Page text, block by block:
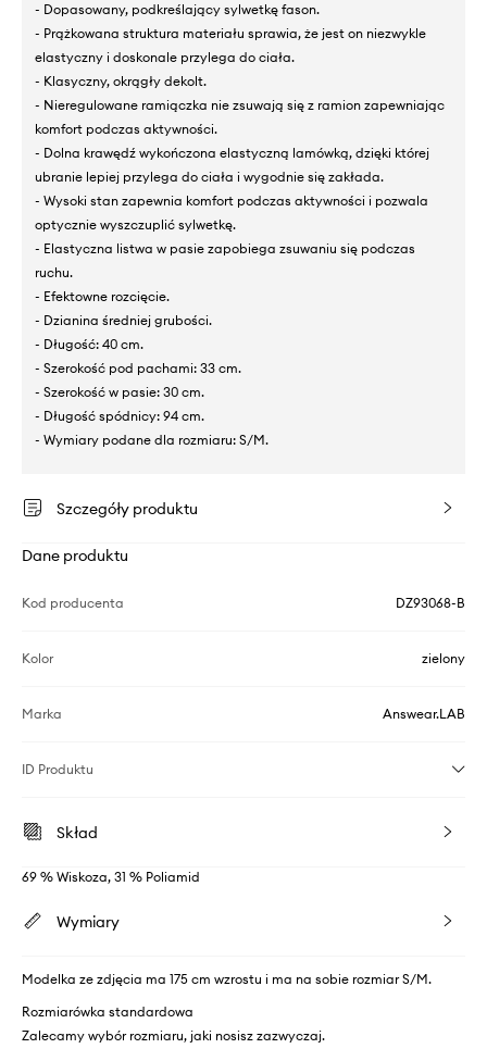
- Dopasowany, podkreślający sylwetkę fason.
- Prążkowana struktura materiału sprawia, że jest on niezwykle
elastyczny i doskonale przylega do ciała.
- Klasyczny, okrągły dekolt.
- Nieregulowane ramiączka nie zsuwają się z ramion zapewniając
komfort podczas aktywności.
- Dolna krawędź wykończona elastyczną lamówką, dzięki której
ubranie lepiej przylega do ciała i wygodnie się zakłada.
- Wysoki stan zapewnia komfort podczas aktywności i pozwala
optycznie wyszczuplić sylwetkę.
- Elastyczna listwa w pasie zapobiega zsuwaniu się podczas
ruchu.
- Efektowne rozcięcie.
- Dzianina średniej grubości.
- Długość: 40 cm.
- Szerokość pod pachami: 33 cm.
- Szerokość w pasie: 30 cm.
- Długość spódnicy: 94 cm.
- Wymiary podane dla rozmiaru: S/M.
Szczegóły produktu
Dane produktu
Kod producenta DZ93068-B
Kolor zielony
Marka Answear.LAB
ID Produktu
Skład
69 % Wiskoza, 31 % Poliamid
Wymiary
Modelka ze zdjęcia ma 175 cm wzrostu i ma na sobie rozmiar S/M.
Rozmiarówka standardowa
Zalecamy wybór rozmiaru, jaki nosisz zazwyczaj.